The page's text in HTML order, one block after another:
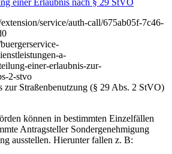
service/auth-call/675ab05f-7c46-
a-
einer-erlaubnis-zur-
2-stvo
zur Straßenbenutzung (§ 29 Abs. 2 StVO)
können in bestimmten Einzelfällen
Antragsteller Sondergenehmigung
ausstellen. Hierunter fallen z. B: